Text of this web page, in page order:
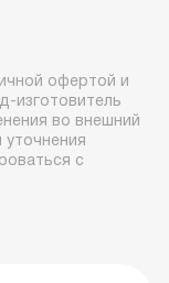
офертой и
изготовитель
во внешний
с